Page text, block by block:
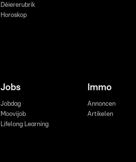
Déiererubrik
Horoskop
Jobs
Jobdag
Moovijob
Lifelong Learning
Immo
Annoncen
Artikelen